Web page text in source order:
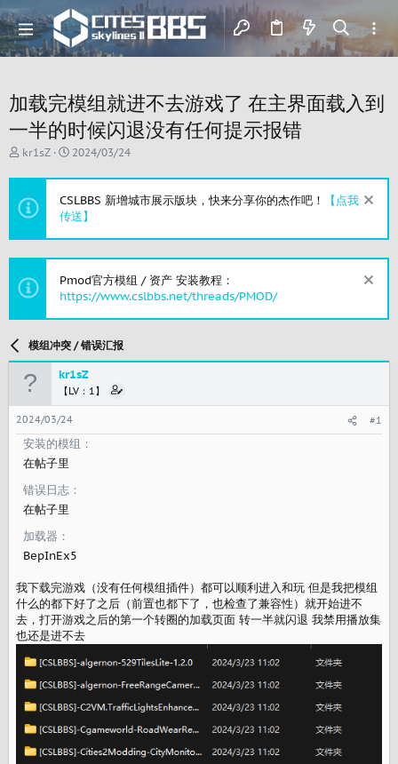
加载完模组就进不去游戏了 在主界面载入到
一半的时候闪退没有任何提示报错
主
发
人
kr1sZ
开
时
间
2024/03/24
CSLBBS 新增城市展示版块，快来分享你的杰作吧！
【点我
传送】
Pmod官方模组 / 资产 安装教程：
https://www.cslbbs.net/threads/PMOD/
模组冲突 / 错误汇报
kr1sZ
【LV：1】
2024/03/24 #1
安装的模组
在帖子里
错误日志
在帖子里
加载器
BepInEx5
我下载完游戏（没有任何模组插件）都可以顺利进入和玩 但是我把模组
什么的都下好了之后（前置也都下了，也检查了兼容性）就开始进不
去，打开游戏之后的第一个转圈的加载页面 转一半就闪退 我禁用播放集
也还是进不去